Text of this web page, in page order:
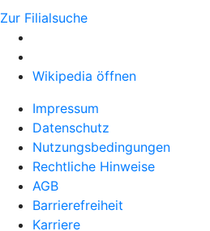
Zur Filialsuche
Wikipedia öffnen
Impressum
Datenschutz
Nutzungsbedingungen
Rechtliche Hinweise
AGB
Barrierefreiheit
Karriere